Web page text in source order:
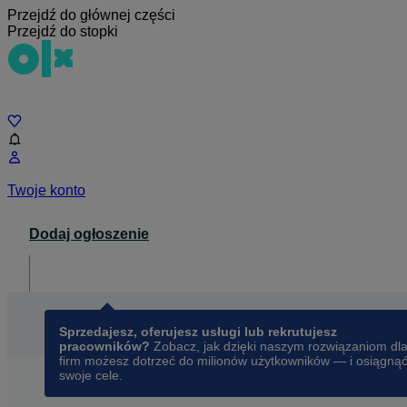
Przejdź do głównej części
Przejdź do stopki
Twoje konto
Dodaj ogłoszenie
Sprzedajesz, oferujesz usługi lub rekrutujesz
pracowników? Zobacz, jak dzięki naszym rozwiązaniom dla
firm możesz dotrzeć do milionów użytkowników — i osiągnąć
swoje cele.